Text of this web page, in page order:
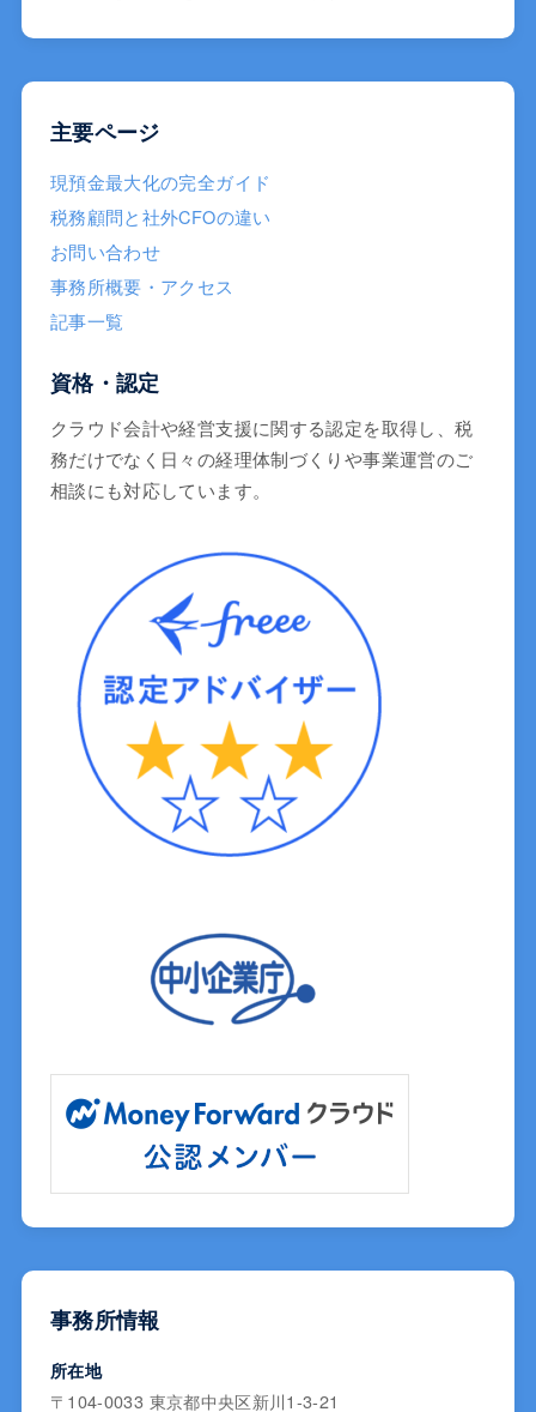
主要ページ
現預金最大化の完全ガイド
税務顧問と社外CFOの違い
お問い合わせ
事務所概要・アクセス
記事一覧
資格・認定
クラウド会計や経営支援に関する認定を取得し、税
務だけでなく日々の経理体制づくりや事業運営のご
相談にも対応しています。
事務所情報
所在地
〒104-0033 東京都中央区新川1-3-21